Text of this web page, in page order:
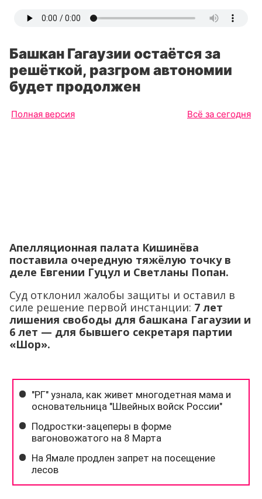
Башкан Гагаузии остаётся за
решёткой, разгром автономии
будет продолжен
Полная версия Всё за сегодня
Апелляционная палата Кишинёва
поставила очередную тяжёлую точку в
деле Евгении Гуцул и Светланы Попан.
Суд отклонил жалобы защиты и оставил в
силе решение первой инстанции: 7 лет
лишения свободы для башкана Гагаузии и
6 лет — для бывшего секретаря партии
«Шор».